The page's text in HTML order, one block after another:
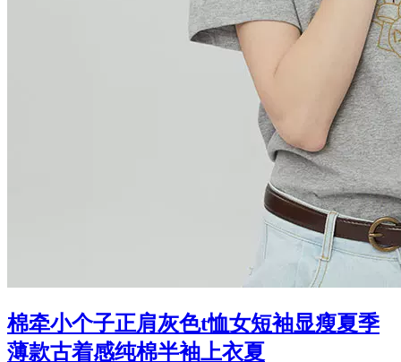
棉牵小个子正肩灰色t恤女短袖显瘦夏季
薄款古着感纯棉半袖上衣夏